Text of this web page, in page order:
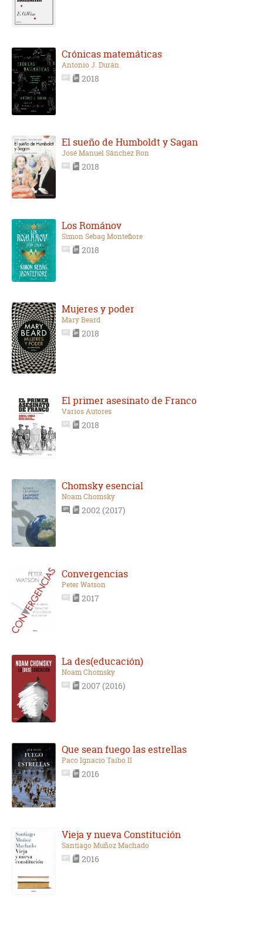
Crónicas matemáticas
Antonio J. Durán
2018
El sueño de Humboldt y Sagan
José Manuel Sánchez Ron
2018
Los Románov
Simon Sebag Montefiore
2018
Mujeres y poder
Mary Beard
2018
El primer asesinato de Franco
Varios Autores
2018
Chomsky esencial
Noam Chomsky
2002 (2017)
Convergencias
Peter Watson
2017
La des(educación)
Noam Chomsky
2007 (2016)
Que sean fuego las estrellas
Paco Ignacio Taibo II
2016
Vieja y nueva Constitución
Santiago Muñoz Machado
2016